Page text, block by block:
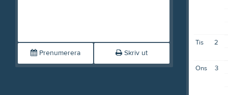
Prenumerera Skriv ut
2
Tis
3
Ons